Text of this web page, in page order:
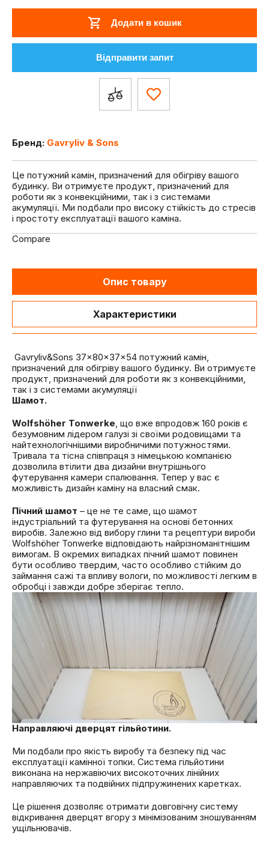
Додати в кошик
Відправити запит
Бренд: Gavryliv & Sons
Це потужний камін, призначений для обігріву вашого
будинку. Ви отримуєте продукт, призначений для
роботи як з конвекційними, так і з системами
акумуляції. Ми подбали про високу стійкість до стресів
і простоту експлуатації вашого каміна.
Compare
Опис товару
Характеристики
Gavryliv&Sons 37×80x37x54 потужний камін,
призначений для обігріву вашого будинку. Ви отримуєте
продукт, призначений для роботи як з конвекційними,
так і з системами акумуляції
Шамот.
Wolfshöher Tonwerke , що вже впродовж 160 років є
безумовним лідером галузі зі своїми родовищами та
найтехнологічнішими виробничими потужностями.
Тривала та тісна співпраця з німецькою компанією
дозволила втілити два дизайни внутрішнього
футерування камери спалювання. Тепер у вас є
можливість дизайн каміну на власний смак.
Пічний шамот – це не те саме, що шамот
індустріальний та футерування на основі бетонних
виробів. Залежно від вибору глини та рецептури вироби
Wolfshöher Tonwerke відповідають найрізноманітнішим
вимогам. В окремих випадках пічний шамот повинен
бути особливо твердим, часто особливо стійким до
займання сажі та впливу вологи, по можливості легким в
обробці і завжди добре зберігає тепло.
Направляючі дверцят гільйотини.
Ми подбали про якість виробу та безпеку під час
експлуатації камінної топки. Система гільйотини
виконана на нержавіючих високоточних лінійних
направляючих та подвійних підпружинених каретках.
Це рішення дозволяє отримати довговічну систему
відкривання дверцят вгору з мінімізованим зношуванням
ущільнювачів.